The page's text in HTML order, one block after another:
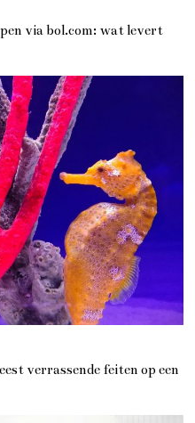
via bol.com: wat levert
verrassende feiten op een